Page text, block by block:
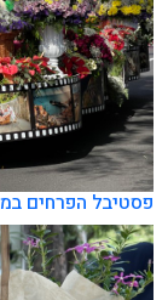
פסטיבל הפרחים